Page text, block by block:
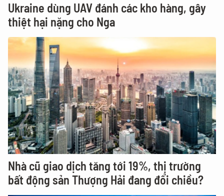
Ukraine dùng UAV đánh các kho hàng, gây
thiệt hại nặng cho Nga
Nhà cũ giao dịch tăng tới 19%, thị trường
bất động sản Thượng Hải đang đổi chiều?